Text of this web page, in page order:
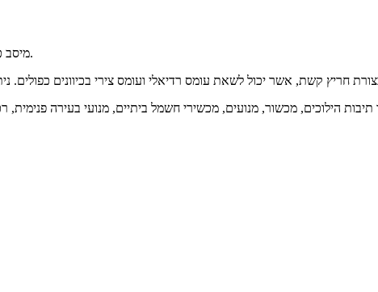
מיסב כדורי חריץ עמוק הוא המיסבים המתגלגלים האופייניים ביותר עם יישומים נרחבים.